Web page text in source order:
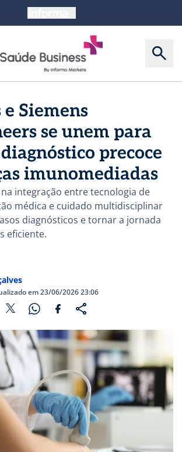
Siemens
se unem para
precoce
imunomediadas
integração entre tecnologia de
médica e cuidado multidisciplinar
diagnósticos e tornar a jornada
eficiente.
em 23/06/2026 23:06